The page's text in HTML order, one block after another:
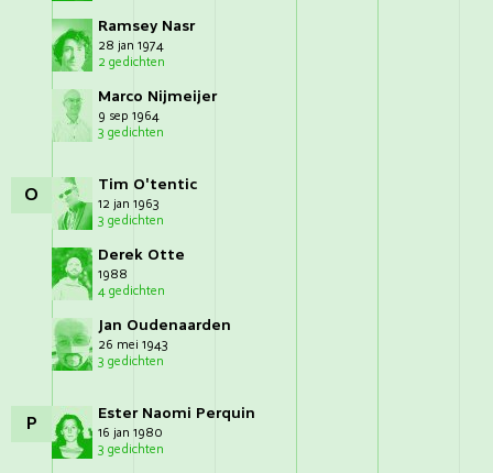
Ramsey Nasr
28 jan 1974
2 gedichten
Marco Nijmeijer
9 sep 1964
3 gedichten
O Tim O'tentic
12 jan 1963
3 gedichten
Derek Otte
1988
4 gedichten
Jan Oudenaarden
26 mei 1943
3 gedichten
P Ester Naomi Perquin
16 jan 1980
3 gedichten